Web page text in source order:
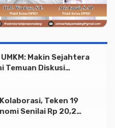
Makin Sejahtera
Temuan Diskusi
Teken 19
Senilai Rp 20,2